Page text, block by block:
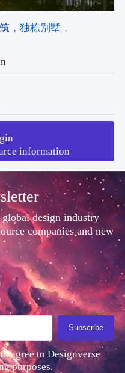
，独栋别墅 ，
information
design industry
companies and new
Subscribe
agree to Designverse
purposes.